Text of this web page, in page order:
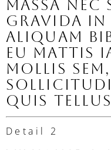
massa
gravida
Aliquam
eu mattis
mollis
quis
Detail 2